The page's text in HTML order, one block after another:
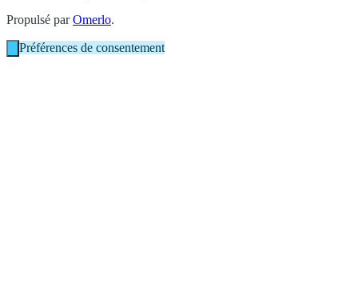
Propulsé parOmerlo.
Préférences de consentement